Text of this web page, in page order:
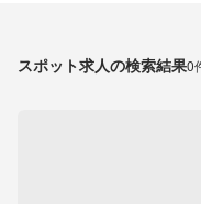
スポット求人の検索結果0